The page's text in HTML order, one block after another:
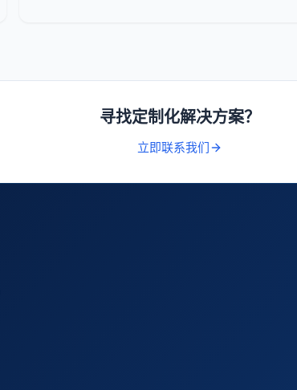
寻找定制化解决方案？
立即联系我们